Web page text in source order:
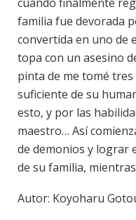
familia fue devorada
convertida en uno de
topa con un asesino
pinta de me tomé
suficiente de su
esto, y por las
maestro… Así
de demonios y lograr
de su familia,
Autor: Koyoharu